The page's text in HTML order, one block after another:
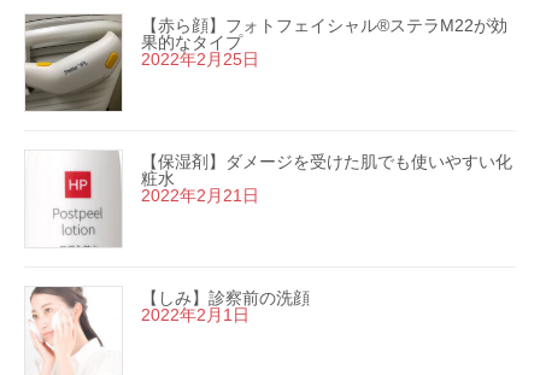
【赤ら顔】フォトフェイシャル®ステラM22が効
果的なタイプ
2022年2月25日
【保湿剤】ダメージを受けた肌でも使いやすい化
粧水
2022年2月21日
【しみ】診察前の洗顔
2022年2月1日